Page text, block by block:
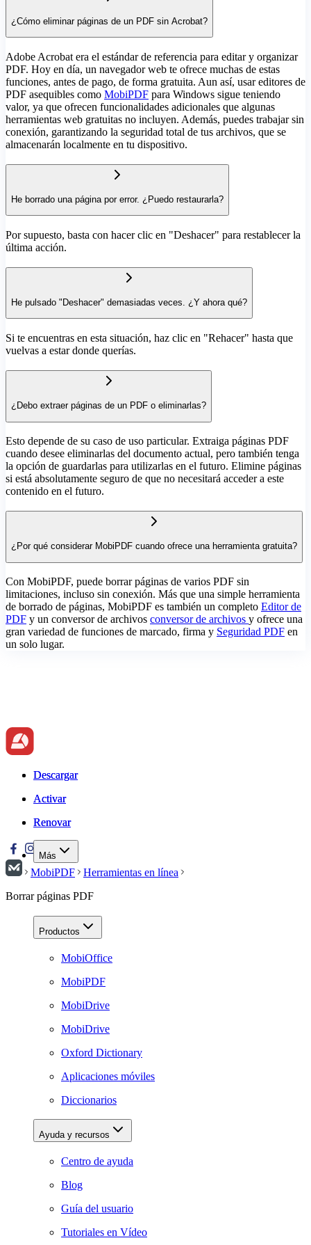
¿Cómo eliminar páginas de un PDF sin Acrobat?
Adobe Acrobat era el estándar de referencia para editar y organizar
PDF. Hoy en día, un navegador web te ofrece muchas de estas
funciones, antes de pago, de forma gratuita. Aun así, usar editores de
PDF asequibles como MobiPDF para Windows sigue teniendo
valor, ya que ofrecen funcionalidades adicionales que algunas
herramientas web gratuitas no incluyen. Además, puedes trabajar sin
conexión, garantizando la seguridad total de tus archivos, que se
almacenarán localmente en tu dispositivo.
He borrado una página por error. ¿Puedo restaurarla?
Por supuesto, basta con hacer clic en "Deshacer" para restablecer la
última acción.
He pulsado "Deshacer" demasiadas veces. ¿Y ahora qué?
Si te encuentras en esta situación, haz clic en "Rehacer" hasta que
vuelvas a estar donde querías.
¿Debo extraer páginas de un PDF o eliminarlas?
Esto depende de su caso de uso particular. Extraiga páginas PDF
cuando desee eliminarlas del documento actual, pero también tenga
la opción de guardarlas para utilizarlas en el futuro. Elimine páginas
si está absolutamente seguro de que no necesitará acceder a este
contenido en el futuro.
¿Por qué considerar MobiPDF cuando ofrece una herramienta gratuita?
Con MobiPDF, puede borrar páginas de varios PDF sin
limitaciones, incluso sin conexión. Más que una simple herramienta
de borrado de páginas, MobiPDF es también un completo Editor de
PDF y un conversor de archivos conversor de archivos y ofrece una
gran variedad de funciones de marcado, firma y Seguridad PDF en
un solo lugar.
Descargar
Activar
Renovar
Más
Descargar
Activar
Renovar
MobiPDF
Herramientas en línea
Borrar páginas PDF
Productos
MobiOffice
MobiPDF
MobiDrive
MobiDrive
Oxford Dictionary
Aplicaciones móviles
Diccionarios
Ayuda y recursos
Centro de ayuda
Blog
Guía del usuario
Tutoriales en Vídeo